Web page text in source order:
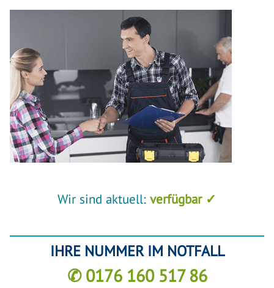
Wir sind aktuell: verfügbar ✓
IHRE NUMMER IM NOTFALL
✆ 0176 160 517 86